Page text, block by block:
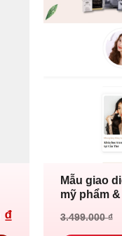
₫
Mẫu giao
mỹ phẩm
3.499.000₫
Giá
Giá